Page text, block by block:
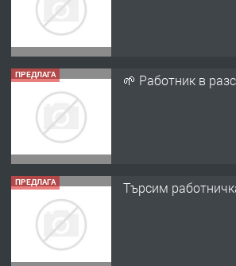
ПРЕДЛАГА 🌱 Работник в
ПРЕДЛАГА Търсим